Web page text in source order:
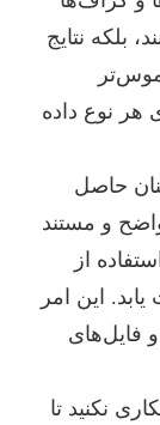
بلکه نتایج
هر نوع داده
حاصل
و مستند
از
این امر
فایل‌های
نکنید تا